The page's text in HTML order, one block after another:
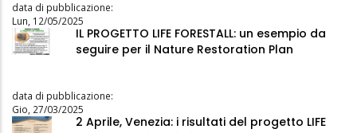
data di pubblicazione:
Lun, 12/05/2025
IL PROGETTO LIFE FORESTALL: un esempio da
seguire per il Nature Restoration Plan
data di pubblicazione:
Gio, 27/03/2025
2 Aprile, Venezia: i risultati del progetto LIFE